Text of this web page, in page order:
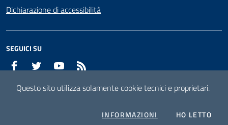
Dichiarazione di accessibilità
SEGUICI SU
Facebook Twitter YouTube
Questo sito utilizza solamente cookie tecnici e proprietari.
INFORMAZIONI COOKIESHO LETTO